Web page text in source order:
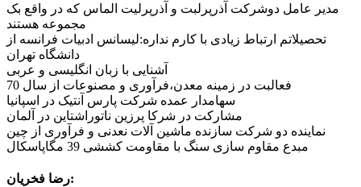
مدیر عامل دوشرکت آذرپرلبت و آذرپرلیت الماس که در واقع بک
مجموعه هستند
تحصیلاتم ارتباط زیادی با کارم نداره:لیسانس ادبیات فرانسه از
دانشگاه تهران
آشنایی با زبان انگلیسی و عربی
فعالبت در زمینه معدن،فرآوری و مصنوعات از سال 70
سهامدار عمده شرکت پارس آنتیک در اسپانیا
مشارکت در شرکا پرزین ناتوراشتاین در آلمان
نماینده دو شرکت سازنده ماشین آلات نعدنی و فرآوری از چین
مبدع مقاوم سازی سنگ با مقاومت کششی 39 مگاپاسکال
رضا فخریان: